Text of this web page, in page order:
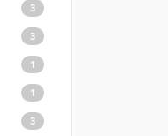
3
3
1
1
3